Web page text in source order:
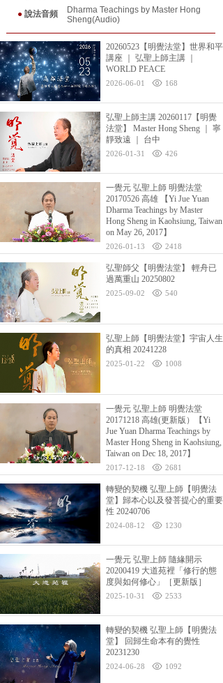
Dharma Teachings by Master Hong
Sheng(Audio)
● 說法音頻
20260523【明覺法堂】世界和平
講座 ｜ 弘聖上師主講 ｜
WORLD PEACE
2026-06-01 168
弘聖上師主講 20260117【明覺
法堂】 Master Hong Sheng ｜ 寧
靜致遠 ｜ 台中
2026-01-31 426
一覺元 弘聖上師 明覺法堂
20170526 高雄 【Yi Jue Yuan
Dharma Teachings by Master
Hong Sheng in Kaohsiung, Taiwan
on May 26, 2017】
2026-01-13 2418
弘聖師父【明覺法堂】 輕舟已
過萬重山 20250802
2025-09-02 540
弘聖上師【明覺法堂】宇宙人生
的真相 20241228
2025-01-22 1008
一覺元 弘聖上師 明覺法堂
20171218 高雄(更新版）【Yi
Jue Yuan Dharma Teachings by
Master Hong Sheng in Kaohsiung,
Taiwan on Dec 18, 2017】
2017-12-18 2681
轉變的契機 弘聖上師【明覺法
堂】歸本心以及發菩提心的重要
性 20240706
2024-08-12 1230
一覺元 弘聖上師 隨緣開示
20200419 大道苑裡「修行的態
度與如何修心」［更新版］
2025-10-31 2533
轉變的契機 弘聖上師【明覺法
堂】 回歸生命本有的覺性
20231230
2024-06-28 1092